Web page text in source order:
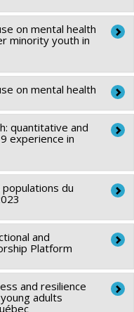
du Québec -
thématiques de
on mental health
minority youth in
Ferlatte
en santé du
Projet
on mental health
en santé du
Projet
quantitative and
experience in
,Geneviève Gariépy
Brett David Thombs,
en santé du
de fonctionnement
du
du Québec -
thématiques de
and
Platform
and resilience
adults